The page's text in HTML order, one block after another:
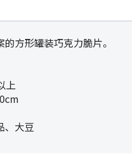
方形罐装巧克力脆片。
上
、大豆